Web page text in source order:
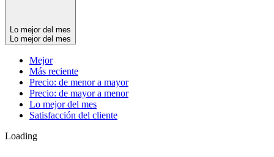
Lo mejor del mes
Lo mejor del mes
Mejor
Más reciente
Precio: de menor a mayor
Precio: de mayor a menor
Lo mejor del mes
Satisfacción del cliente
Loading